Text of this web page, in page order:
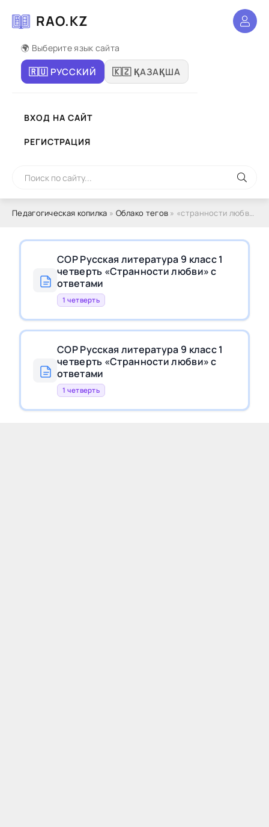
RAO.KZ
🌍 Выберите язык сайта
🇷🇺 РУССКИЙ 🇰🇿 ҚАЗАҚША
ВХОД НА САЙТ
РЕГИСТРАЦИЯ
Педагогическая копилка » Облако тегов » «странности любви»
СОР Русская литература 9 класс 1
четверть «Странности любви» с
ответами
1 четверть
СОР Русская литература 9 класс 1
четверть «Странности любви» с
ответами
1 четверть